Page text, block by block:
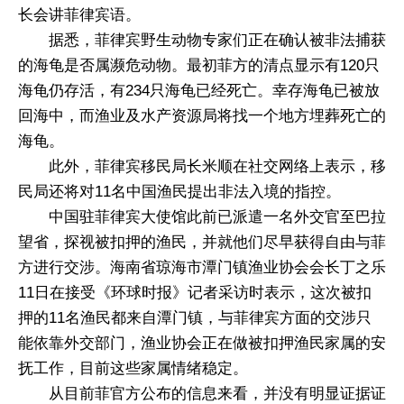
长会讲菲律宾语。
据悉，菲律宾野生动物专家们正在确认被非法捕获
的海龟是否属濒危动物。最初菲方的清点显示有120只
海龟仍存活，有234只海龟已经死亡。幸存海龟已被放
回海中，而渔业及水产资源局将找一个地方埋葬死亡的
海龟。
此外，菲律宾移民局长米顺在社交网络上表示，移
民局还将对11名中国渔民提出非法入境的指控。
中国驻菲律宾大使馆此前已派遣一名外交官至巴拉
望省，探视被扣押的渔民，并就他们尽早获得自由与菲
方进行交涉。海南省琼海市潭门镇渔业协会会长丁之乐
11日在接受《环球时报》记者采访时表示，这次被扣
押的11名渔民都来自潭门镇，与菲律宾方面的交涉只
能依靠外交部门，渔业协会正在做被扣押渔民家属的安
抚工作，目前这些家属情绪稳定。
从目前菲官方公布的信息来看，并没有明显证据证